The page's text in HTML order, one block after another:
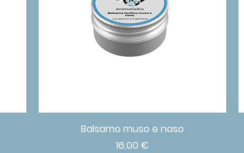
Vista rapida
Balsamo muso e naso
Prezzo
16,00 €